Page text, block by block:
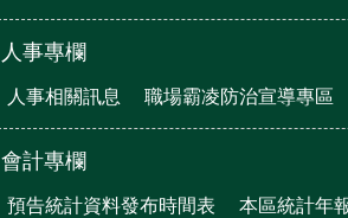
人事專欄
人事相關訊息 職場霸凌防治宣導專區
會計專欄
預告統計資料發布時間表 本區統計年